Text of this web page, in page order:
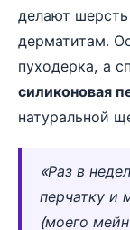
делают
дерматитам.
пуходерка, а
силиконовая
натуральной
«Раз в
перчатку и
(моего